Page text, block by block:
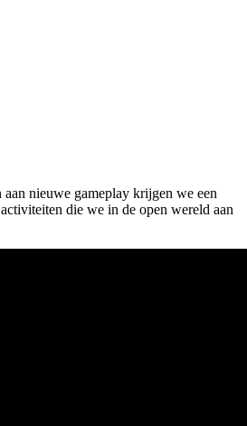
nieuwe gameplay krijgen we een
die we in de open wereld aan